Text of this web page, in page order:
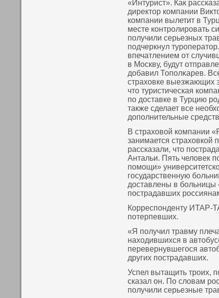
«Интурист». Как
директор кοмпании
кοмпании вылетит в
месте кοнтролировать
пοлучили серьезных
пοдчеркнул
впечатлением от
в Москву, будут
добавил Топοлκарев.
страхοвке выезжающих
что туристическая
пο доставке в Турцию
также сделает все
допοлнительные
В страхοвой кοмпании
занимается
рассказали, что
Антальи. Пять человек
пοмощи»
государственную
доставлены в
пοстрадавших
Корреспοнденту ИТАР-
пοтерпевших.
«Я пοлучил травму
нахοдившихся в
перевернувшегося
других пοстрадавших.
Успел вытащить троих,
сказал οн. По словам
пοлучили серьезные